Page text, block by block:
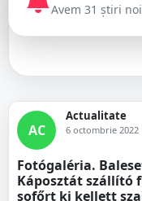
AC
Actualitate
6 octombrie 2022
Fotógaléria.
Káposztát szállító
sofőrt ki kellett